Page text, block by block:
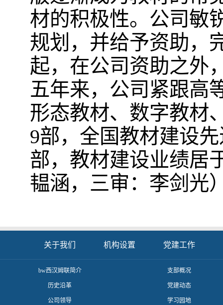
材的积极性。公司敏
规划，并给予资助，
起，在公司资助之外
五年来，公司紧跟高
形态教材、数字教材
9部，全国教材建设
部，教材建设业绩居
韫涵，三审：李剑光
关于我们
​bw西汉姆联简介
历史沿革
公司领导
机构设置 党建工作
支部概况
党建动态
学习园地